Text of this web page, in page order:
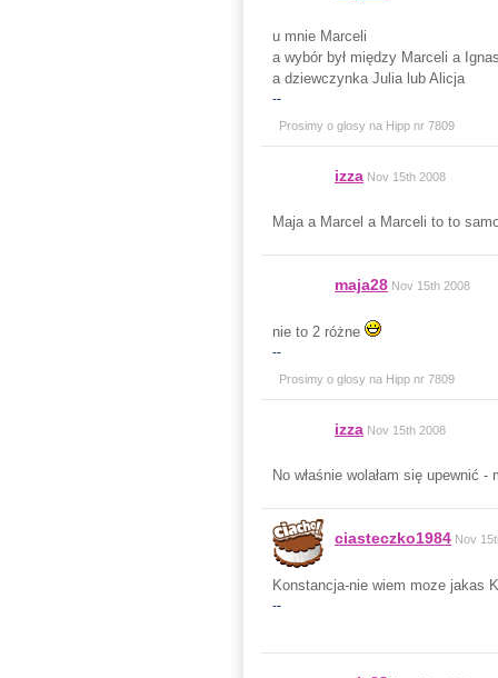
u mnie Marceli
a wybór był między Marceli a
a dziewczynka Julia lub Alicja
--
Prosimy o glosy na Hipp nr 7809
izza Nov 15th 2008
Maja a Marcel a Marceli to to
maja28 Nov 15th 2008
nie to 2 różne
--
Prosimy o glosy na Hipp nr 7809
izza Nov 15th 2008
No właśnie wolałam się upewnić
ciasteczko1984 Nov
Konstancja-nie wiem moze jakas
--